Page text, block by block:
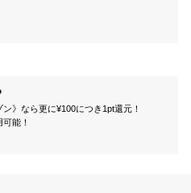
》なら更に¥100につき1pt還元！
能！